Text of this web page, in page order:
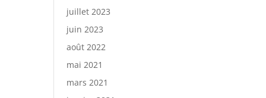
juillet 2023
juin 2023
août 2022
mai 2021
mars 2021